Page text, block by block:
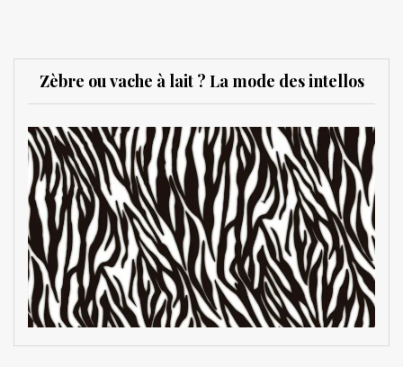
Zèbre ou vache à lait ? La mode des intellos